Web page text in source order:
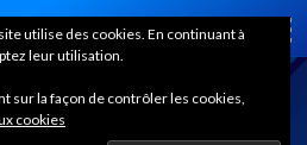
Home
utilise des cookies. En continuant à
leur utilisation.
sur la façon de contrôler les cookies,
cookies